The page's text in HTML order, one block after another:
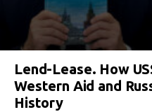
Lend-Lease. How
Western Aid and
History